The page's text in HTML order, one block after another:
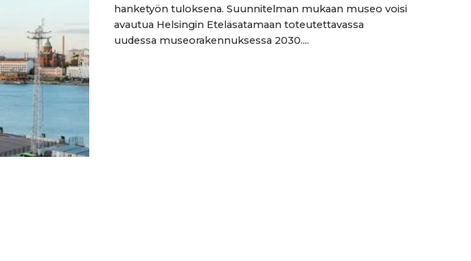
hanketyön tuloksena. Suunnitelman mukaan museo voisi
avautua Helsingin Eteläsatamaan toteutettavassa
uudessa museorakennuksessa 2030....